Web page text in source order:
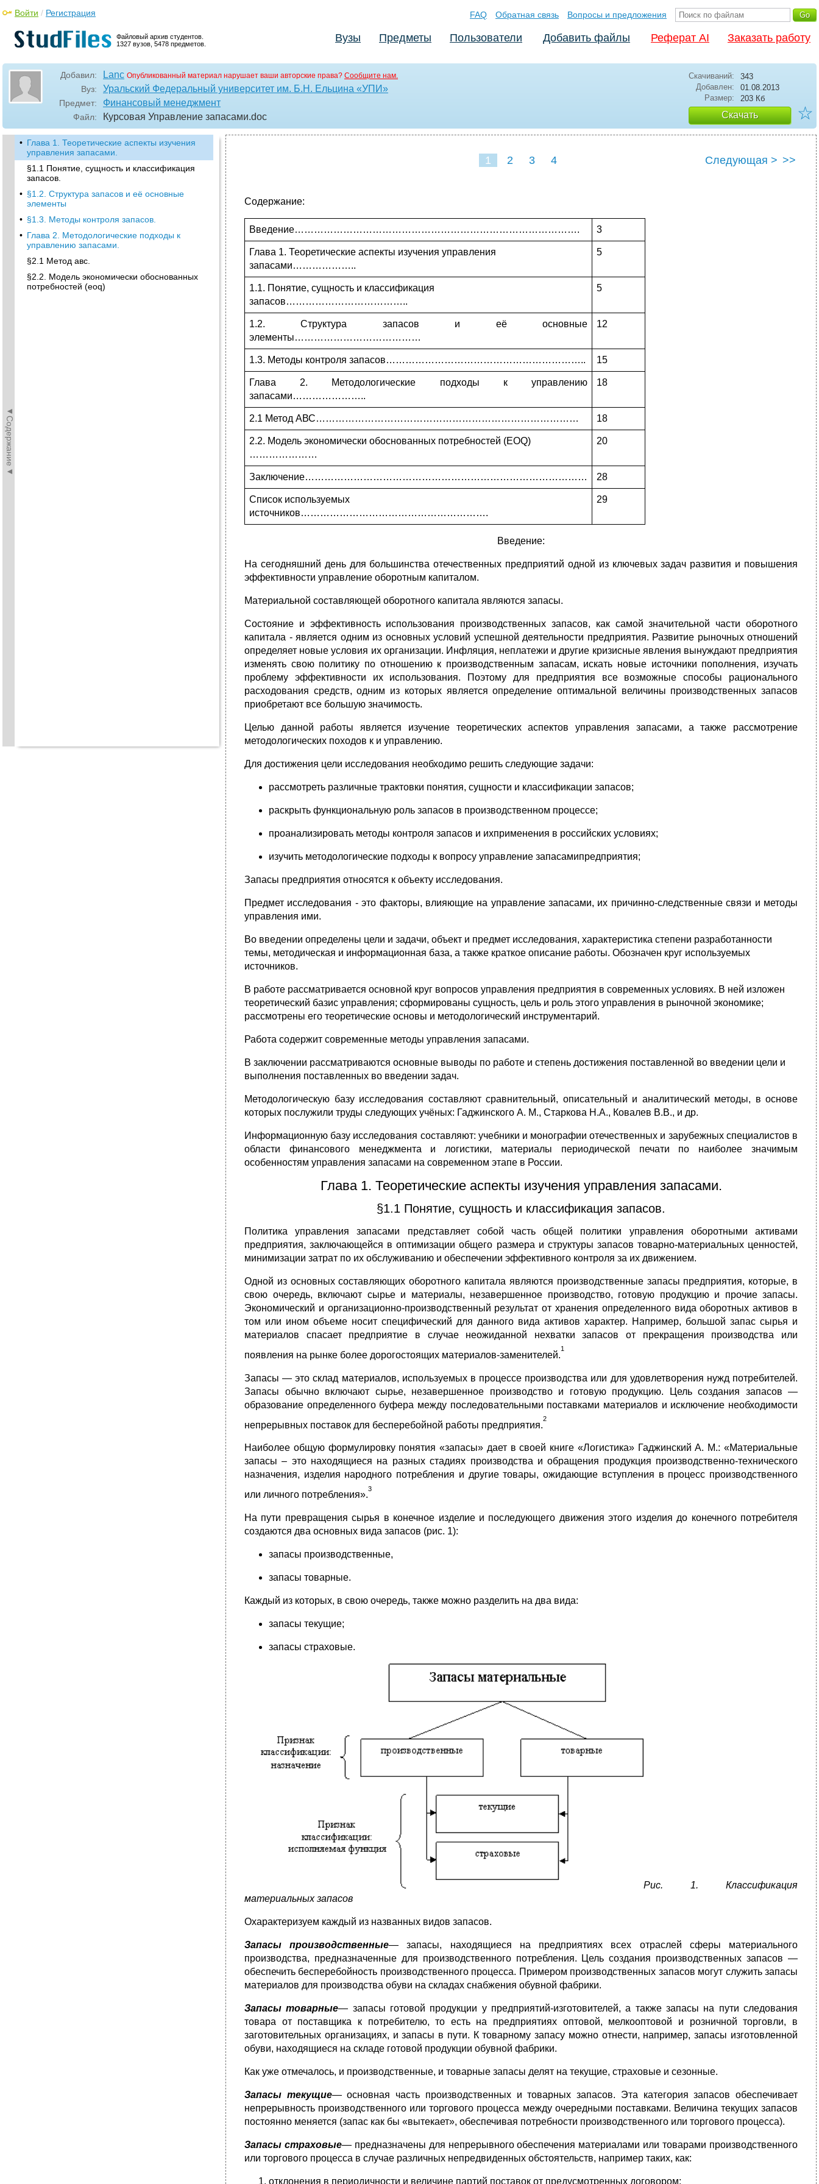
Файловый архив студентов.
1327 вузов, 5478 предметов.
Войти / Регистрация FAQ Обратная связь Вопросы и предложения
Вузы Предметы Пользователи Добавить файлы Реферат AI Заказать работу
Добавил: Lanc Опубликованный материал нарушает ваши авторские права? Сообщите нам.
Вуз: Уральский Федеральный университет им. Б.Н. Ельцина «УПИ»
Предмет: Финансовый менеджмент
Файл: Курсовая Управление запасами.doc
Скачиваний:
343
Добавлен:
01.08.2013
Размер:
203 Кб
Скачать ☆
◄Содержание◄
• Глава 1. Теоретические аспекты изучения
управления запасами.
§1.1 Понятие, сущность и классификация
запасов.
• §1.2. Структура запасов и её основные
элементы
• §1.3. Методы контроля запасов.
• Глава 2. Методологические подходы к
управлению запасами.
§2.1 Метод авс.
§2.2. Модель экономически обоснованных
потребностей (eoq)
1 2 3 4 Следующая > >>
Содержание:
Введение……………………………………………………………………………. 3
Глава 1. Теоретические аспекты изучения управления
запасами………………..
5
1.1. Понятие, сущность и классификация
запасов………………………………..
5
1.2. Структура запасов и её основные
элементы…………………………………
12
1.3. Методы контроля запасов…………………………………………………….. 15
Глава 2. Методологические подходы к управлению
запасами…………………..
18
2.1 Метод АВС……………………………………………………………………… 18
2.2. Модель экономически обоснованных потребностей (EOQ)
…………………
20
Заключение…………………………………………………………………………… 28
Список используемых
источников………………………………………………….
29
Введение:
На сегодняшний день для большинства отечественных предприятий одной из ключевых задач развития и повышения
эффективности управление оборотным капиталом.
Материальной составляющей оборотного капитала являются запасы.
Состояние и эффективность использования производственных запасов, как самой значительной части оборотного
капитала - является одним из основных условий успешной деятельности предприятия. Развитие рыночных отношений
определяет новые условия их организации. Инфляция, неплатежи и другие кризисные явления вынуждают предприятия
изменять свою политику по отношению к производственным запасам, искать новые источники пополнения, изучать
проблему эффективности их использования. Поэтому для предприятия все возможные способы рационального
расходования средств, одним из которых является определение оптимальной величины производственных запасов
приобретают все большую значимость.
Целью данной работы является изучение теоретических аспектов управления запасами, а также рассмотрение
методологических походов к и управлению.
Для достижения цели исследования необходимо решить следующие задачи:
рассмотреть различные трактовки понятия, сущности и классификации запасов;
раскрыть функциональную роль запасов в производственном процессе;
проанализировать методы контроля запасов и ихприменения в российских условиях;
изучить методологические подходы к вопросу управление запасамипредприятия;
Запасы предприятия относятся к объекту исследования.
Предмет исследования - это факторы, влияющие на управление запасами, их причинно-следственные связи и методы
управления ими.
Во введении определены цели и задачи, объект и предмет исследования, характеристика степени разработанности
темы, методическая и информационная база, а также краткое описание работы. Обозначен круг используемых
источников.
В работе рассматривается основной круг вопросов управления предприятия в современных условиях. В ней изложен
теоретический базис управления; сформированы сущность, цель и роль этого управления в рыночной экономике;
рассмотрены его теоретические основы и методологический инструментарий.
Работа содержит современные методы управления запасами.
В заключении рассматриваются основные выводы по работе и степень достижения поставленной во введении цели и
выполнения поставленных во введении задач.
Методологическую базу исследования составляют сравнительный, описательный и аналитический методы, в основе
которых послужили труды следующих учёных: Гаджинского А. М., Старкова Н.А., Ковалев В.В., и др.
Информационную базу исследования составляют: учебники и монографии отечественных и зарубежных специалистов в
области финансового менеджмента и логистики, материалы периодической печати по наиболее значимым
особенностям управления запасами на современном этапе в России.
Глава 1. Теоретические аспекты изучения управления запасами.
§1.1 Понятие, сущность и классификация запасов.
Политика управления запасами представляет собой часть общей политики управления оборотными активами
предприятия, заключающейся в оптимизации общего размера и структуры запасов товарно-материальных ценностей,
минимизации затрат по их обслуживанию и обеспечении эффективного контроля за их движением.
Одной из основных составляющих оборотного капитала являются производственные запасы предприятия, которые, в
свою очередь, включают сырье и материалы, незавершенное производство, готовую продукцию и прочие запасы.
Экономический и организационно-производственный результат от хранения определенного вида оборотных активов в
том или ином объеме носит специфический для данного вида активов характер. Например, большой запас сырья и
материалов спасает предприятие в случае неожиданной нехватки запасов от прекращения производства или
появления на рынке более дорогостоящих материалов-заменителей.
1
Запасы — это склад материалов, используемых в процессе производства или для удовлетворения нужд потребителей.
Запасы обычно включают сырье, незавершенное производство и готовую продукцию. Цель создания запасов —
образование определенного буфера между последовательными поставками материалов и исключение необходимости
непрерывных поставок для бесперебойной работы предприятия.
2
Наиболее общую формулировку понятия «запасы» дает в своей книге «Логистика» Гаджинский А. М.: «Материальные
запасы – это находящиеся на разных стадиях производства и обращения продукция производственно-технического
назначения, изделия народного потребления и другие товары, ожидающие вступления в процесс производственного
или личного потребления».
3
На пути превращения сырья в конечное изделие и последующего движения этого изделия до конечного потребителя
создаются два основных вида запасов (рис. 1):
запасы производственные,
запасы товарные.
Каждый из которых, в свою очередь, также можно разделить на два вида:
запасы текущие;
запасы страховые.
Рис. 1. Классификация
материальных запасов
Охарактеризуем каждый из названных видов запасов.
Запасы производственные— запасы, находящиеся на предприятиях всех отраслей сферы материального
производства, предназначенные для производственного потребления. Цель создания производственных запасов —
обеспечить бесперебойность производственного процесса. Примером производственных запасов могут служить запасы
материалов для производства обуви на складах снабжения обувной фабрики.
Запасы товарные— запасы готовой продукции у предприятий-изготовителей, а также запасы на пути следования
товара от поставщика к потребителю, то есть на предприятиях оптовой, мелкооптовой и розничной торговли, в
заготовительных организациях, и запасы в пути. К товарному запасу можно отнести, например, запасы изготовленной
обуви, находящиеся на складе готовой продукции обувной фабрики.
Как уже отмечалось, и производственные, и товарные запасы делят на текущие, страховые и сезонные.
Запасы текущие— основная часть производственных и товарных запасов. Эта категория запасов обеспечивает
непрерывность производственного или торгового процесса между очередными поставками. Величина текущих запасов
постоянно меняется (запас как бы «вытекает», обеспечивая потребности производственного или торгового процесса).
Запасы страховые— предназначены для непрерывного обеспечения материалами или товарами производственного
или торгового процесса в случае различных непредвиденных обстоятельств, например таких, как:
отклонения в периодичности и величине партий поставок от предусмотренных договором;